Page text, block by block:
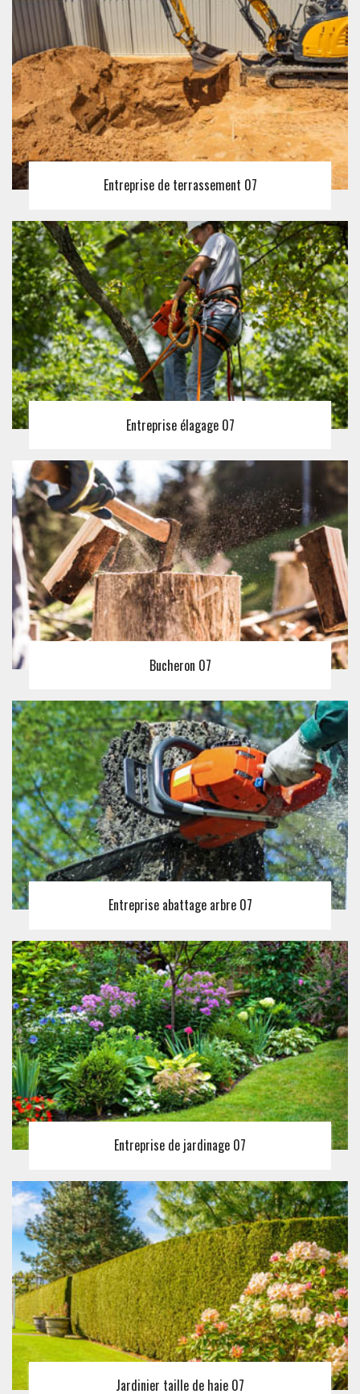
Entreprise de terrassement 07
Entreprise élagage 07
Bucheron 07
Entreprise abattage arbre 07
Entreprise de jardinage 07
Jardinier taille de haie 07